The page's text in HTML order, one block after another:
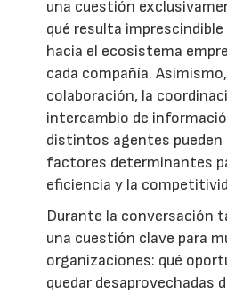
una cuestión
qué resulta
hacia el ecosistema
cada compañía.
colaboración, la
intercambio de
distintos agentes
factores determinantes
eficiencia y la
Durante la conversación
una cuestión clave para
organizaciones: qué
quedar desaprovechadas